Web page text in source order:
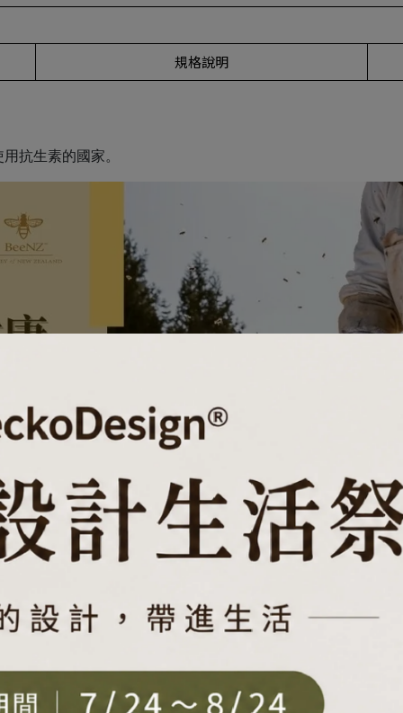
規格說明
抗生素的國家。